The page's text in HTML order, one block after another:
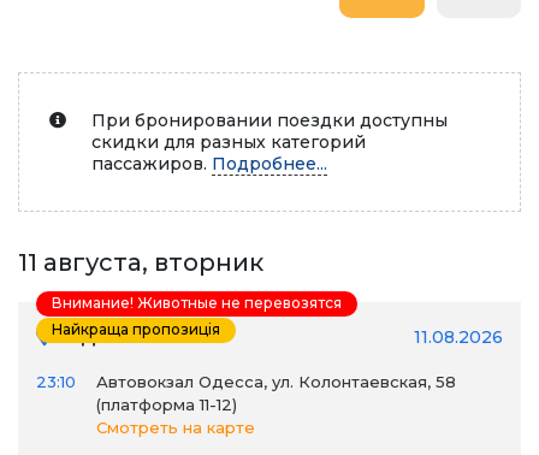
При бронировании поездки доступны
скидки для разных категорий
пассажиров. Подробнее...
11 августа, вторник
Одесса → 11.08.2026
23:10
Автовокзал Одесса, ул. Колонтаевская, 58
(платформа 11-12)
Смотреть на карте
Внимание! Животные не перевозятся
Найкраща пропозиція